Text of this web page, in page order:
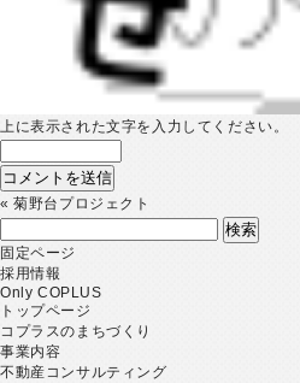
上に表示された文字を入力してください。
«菊野台プロジェクト
索:
固定ページ
採用情報
Only COPLUS
トップページ
コプラスのまちづくり
事業内容
不動産コンサルティング